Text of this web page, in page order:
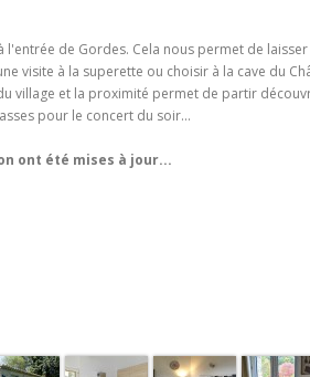
de Gordes. Cela nous permet de
visite à la superette ou choisir à la cave du
village et la proximité permet de partir
pour le concert du soir...
ont été mises à jour...